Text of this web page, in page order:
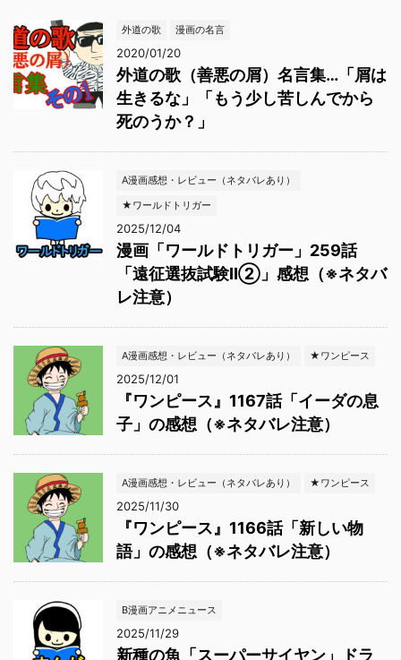
外道の歌 漫画の名言
2020/01/20
外道の歌（善悪の屑）名言集…「屑は
生きるな」「もう少し苦しんでから
死のうか？」
A漫画感想・レビュー（ネタバレあり）
★ワールドトリガー
2025/12/04
漫画「ワールドトリガー」259話
「遠征選抜試験Ⅱ②」感想（※ネタバ
レ注意）
A漫画感想・レビュー（ネタバレあり） ★ワンピース
2025/12/01
『ワンピース』1167話「イーダの息
子」の感想（※ネタバレ注意）
A漫画感想・レビュー（ネタバレあり） ★ワンピース
2025/11/30
『ワンピース』1166話「新しい物
語」の感想（※ネタバレ注意）
B漫画アニメニュース
2025/11/29
新種の魚「スーパーサイヤン」ドラ